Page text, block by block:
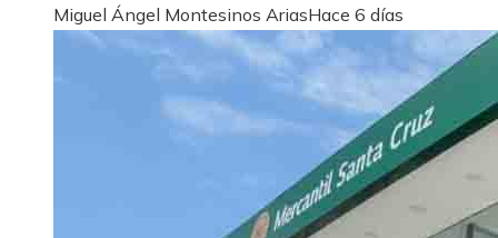
Miguel Ángel Montesinos AriasHace 6 días